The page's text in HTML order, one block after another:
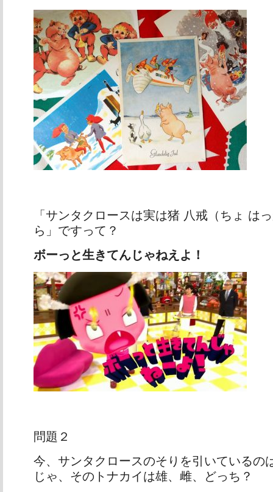
「サンタクロースは実は猪 八戒（ちょ は
ら」ですって？
ボーっと生きてんじゃねえよ！
問題２
今、サンタクロースのそりを引いているの
じゃ、そのトナカイは雄、雌、どっち？